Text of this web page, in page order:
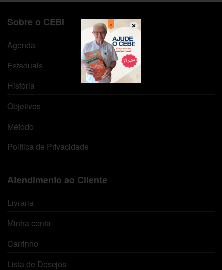
Sobre o CEBI
Agenda
Estaduais
História
Objetivos
Método
Política de Privacidade
Atendimento ao Cliente
Livraria
Minha conta
Carrinho
Lista de Desejos